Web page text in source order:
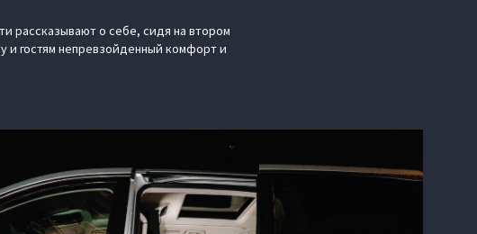
рассказывают о себе, сидя на втором
и гостям непревзойденный комфорт и